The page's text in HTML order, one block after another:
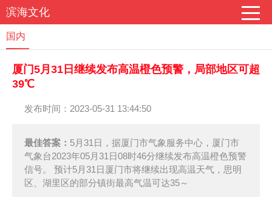
滨海文化
国内
厦门5月31日继续发布高温橙色预警，局部地区可超
39℃
发布时间：2023-05-31 13:44:50
最佳答案： 5月31日，据厦门市气象服务中心，厦门市
气象台2023年05月31日08时46分继续发布高温橙色预警
信号。 预计5月31日厦门市将继续出现高温天气，思明
区、湖里区的部分镇街最高气温可达35～